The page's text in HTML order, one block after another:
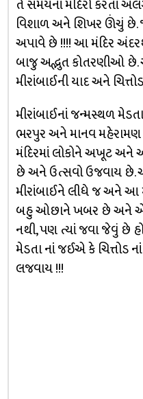
તે સમયનાં મંદિરો કરતાં
વિશાળ અને શિખર ઊંચું છે.
અપાવે છે !!!! આ મંદિર
બાજુ અદ્ભુત કોતરણીઓ
મીરાંબાઈની યાદ અને
મીરાંબાઈનાં જન્મસ્થળ
ભરપુર અને માનવ મહેરામણ
મંદિરમાં લોકોને અખૂટ અને
છે અને ઉત્સવો ઉજવાય
મીરાંબાઈને લીધે જ અને આ
બહુ ઓછાને ખબર છે અને
નથી, પણ ત્યાં જવા જેવું છે
મેડતા નાં જઈએ કે
લજવાય !!!